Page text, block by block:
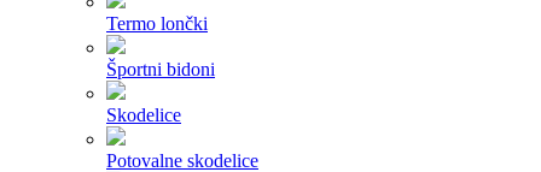
Termo lončki
Športni bidoni
Skodelice
Potovalne skodelice